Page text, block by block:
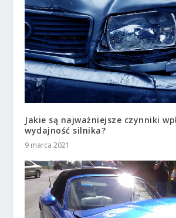
Jakie są najważniejsze czynniki
wydajność silnika?
9 marca 2021